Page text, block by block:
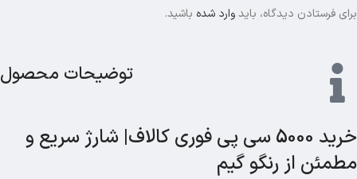
برای فرستادن دیدگاه، بایدوارد شده باشید.
توضیحات محصول
خرید 5000 سی پی فوری کالاف| شارژ سریع و
مطمئن از رنگو گیم